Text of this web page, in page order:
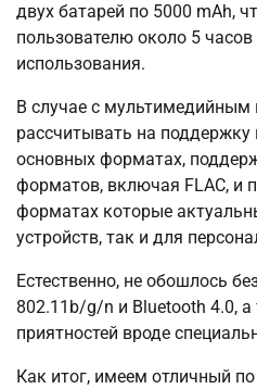
двух батарей по 5000 mAh,
пользователю около 5
использования.
В случае с
рассчитывать на поддержку
основных форматах,
форматов, включая FLAC, и
форматах которые
устройств, так и для
Естественно, не обошлось
802.11b/g/n и Bluetooth 4.0,
приятностей вроде
Как итог, имеем отличный